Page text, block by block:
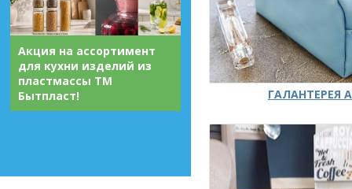
Акция на ассортимент
для кухни изделий из
пластмассы ТМ
Бытпласт!
ГАЛАНТЕРЕЯ